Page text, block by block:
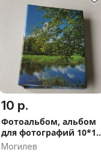
10 р.
Фотоальбом, альбом
для фотографий 10*15
см
Могилев